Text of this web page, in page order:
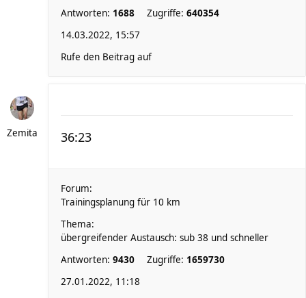
Antworten: 1688 Zugriffe: 640354
14.03.2022, 15:57
Rufe den Beitrag auf
Zemita 36:23
Forum:
Trainingsplanung für 10 km
Thema:
übergreifender Austausch: sub 38 und schneller
Antworten: 9430 Zugriffe: 1659730
27.01.2022, 11:18